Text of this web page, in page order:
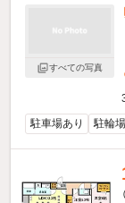
すべての写真
駐車場あり
駐輪